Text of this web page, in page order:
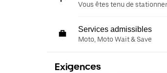
Vous êtes tenu de
Services admissibles
Moto, Moto Wait & Save
Exigences